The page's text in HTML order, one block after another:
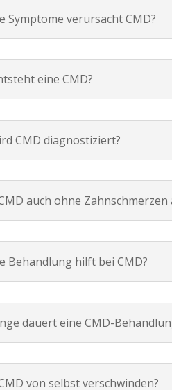
Symptome verursacht CMD?
eine CMD?
CMD diagnostiziert?
auch ohne
Behandlung hilft bei CMD?
dauert eine CMD-
von selbst verschwinden?